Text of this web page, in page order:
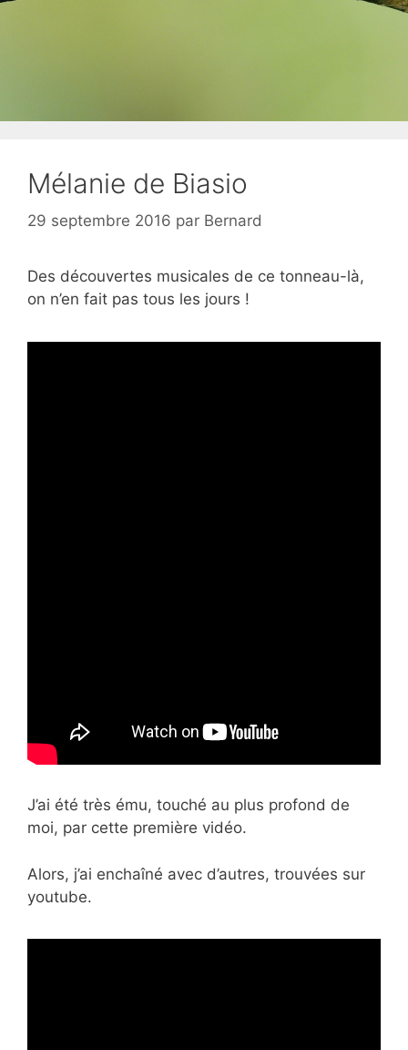
Mélanie de Biasio
29 septembre 2016 par Bernard
Des découvertes musicales de ce tonneau-là,
on n’en fait pas tous les jours !
J’ai été très ému, touché au plus profond de
moi, par cette première vidéo.
Alors, j’ai enchaîné avec d’autres, trouvées sur
youtube.